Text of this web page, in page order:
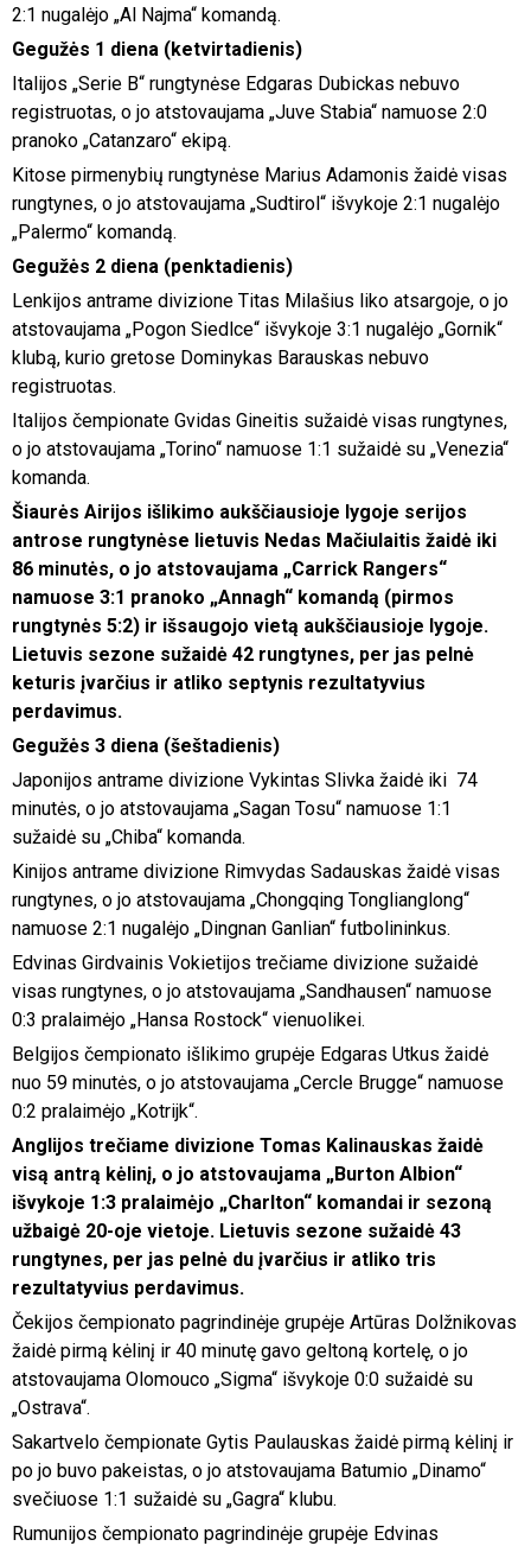
2:1 nugalėjo „Al Najma“ komandą.
Gegužės 1 diena (ketvirtadienis)
Italijos „Serie B“ rungtynėse Edgaras Dubickas nebuvo
registruotas, o jo atstovaujama „Juve Stabia“ namuose 2:0
pranoko „Catanzaro“ ekipą.
Kitose pirmenybių rungtynėse Marius Adamonis žaidė visas
rungtynes, o jo atstovaujama „Sudtirol“ išvykoje 2:1 nugalėjo
„Palermo“ komandą.
Gegužės 2 diena (penktadienis)
Lenkijos antrame divizione Titas Milašius liko atsargoje, o jo
atstovaujama „Pogon Siedlce“ išvykoje 3:1 nugalėjo „Gornik“
klubą, kurio gretose Dominykas Barauskas nebuvo
registruotas.
Italijos čempionate Gvidas Gineitis sužaidė visas rungtynes,
o jo atstovaujama „Torino“ namuose 1:1 sužaidė su „Venezia“
komanda.
Šiaurės Airijos išlikimo aukščiausioje lygoje serijos
antrose rungtynėse lietuvis Nedas Mačiulaitis žaidė iki
86 minutės, o jo atstovaujama „Carrick Rangers“
namuose 3:1 pranoko „Annagh“ komandą (pirmos
rungtynės 5:2) ir išsaugojo vietą aukščiausioje lygoje.
Lietuvis sezone sužaidė 42 rungtynes, per jas pelnė
keturis įvarčius ir atliko septynis rezultatyvius
perdavimus.
Gegužės 3 diena (šeštadienis)
Japonijos antrame divizione Vykintas Slivka žaidė iki 74
minutės, o jo atstovaujama „Sagan Tosu“ namuose 1:1
sužaidė su „Chiba“ komanda.
Kinijos antrame divizione Rimvydas Sadauskas žaidė visas
rungtynes, o jo atstovaujama „Chongqing Tonglianglong“
namuose 2:1 nugalėjo „Dingnan Ganlian“ futbolininkus.
Edvinas Girdvainis Vokietijos trečiame divizione sužaidė
visas rungtynes, o jo atstovaujama „Sandhausen“ namuose
0:3 pralaimėjo „Hansa Rostock“ vienuolikei.
Belgijos čempionato išlikimo grupėje Edgaras Utkus žaidė
nuo 59 minutės, o jo atstovaujama „Cercle Brugge“ namuose
0:2 pralaimėjo „Kotrijk“.
Anglijos trečiame divizione Tomas Kalinauskas žaidė
visą antrą kėlinį, o jo atstovaujama „Burton Albion“
išvykoje 1:3 pralaimėjo „Charlton“ komandai ir sezoną
užbaigė 20-oje vietoje. Lietuvis sezone sužaidė 43
rungtynes, per jas pelnė du įvarčius ir atliko tris
rezultatyvius perdavimus.
Čekijos čempionato pagrindinėje grupėje Artūras Dolžnikovas
žaidė pirmą kėlinį ir 40 minutę gavo geltoną kortelę, o jo
atstovaujama Olomouco „Sigma“ išvykoje 0:0 sužaidė su
„Ostrava“.
Sakartvelo čempionate Gytis Paulauskas žaidė pirmą kėlinį ir
po jo buvo pakeistas, o jo atstovaujama Batumio „Dinamo“
svečiuose 1:1 sužaidė su „Gagra“ klubu.
Rumunijos čempionato pagrindinėje grupėje Edvinas